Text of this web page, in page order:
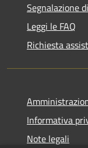
Segnalazione
Leggi le FAQ
Richiesta
Informativa
Note legali